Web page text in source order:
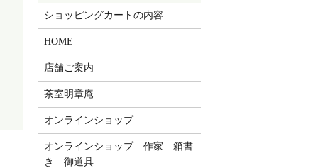
ショッピングカートの内容
HOME
店舗ご案内
茶室明章庵
オンラインショップ
オンラインショップ 作家 箱書
き 御道具